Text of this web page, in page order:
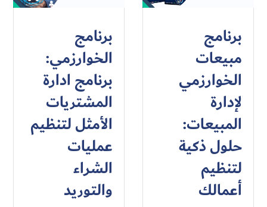
برنامج
مبيعات
الخوارزمي
لإدارة
المبيعات:
حلول ذكية
لتنظيم
أعمالك
برنامج
الخوارزمي:
برنامج ادارة
المشتريات
الأمثل لتنظيم
عمليات
الشراء
والتوريد